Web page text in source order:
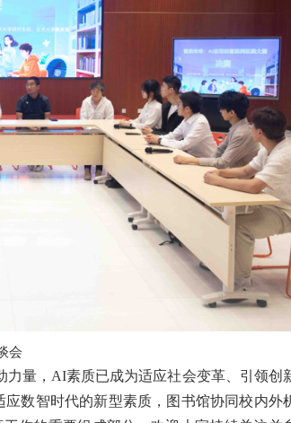
会
力量，AI素质已成为适应社会变革、引领创
数智时代的新型素质，图书馆协同校内外